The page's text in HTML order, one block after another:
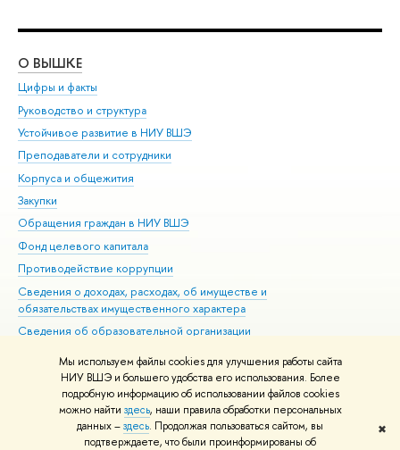
Мы используем файлы cookies для улучшения работы сайта
НИУ ВШЭ и большего удобства его использования. Более
подробную информацию об использовании файлов cookies
можно найти здесь, наши правила обработки персональных
данных –здесь. Продолжая пользоваться сайтом, вы
подтверждаете, что были проинформированы об
✖
О ВЫШКЕ
Цифры и факты
Руководство и структура
Устойчивое развитие в НИУ ВШЭ
Преподаватели и сотрудники
Корпуса и общежития
Закупки
Обращения граждан в НИУ ВШЭ
Фонд целевого капитала
Противодействие коррупции
Сведения о доходах, расходах, об имуществе и
обязательствах имущественного характера
Сведения об образовательной организации
Людям с ограниченными возможностями здоровья
Единая платежная страница
Работа в Вышке